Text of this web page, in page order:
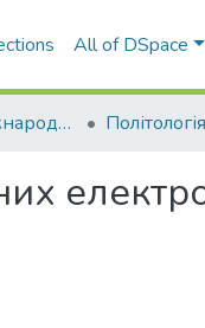
All of DSpace
09. Факультет міжнародних відносин, політології та соціології Політологія